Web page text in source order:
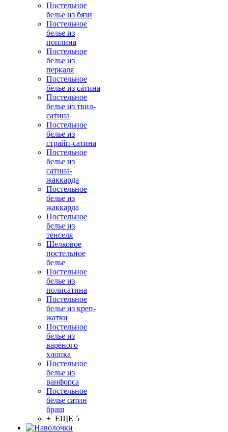
Постельное
белье из бязи
Постельное
белье из
поплина
Постельное
белье из
перкаля
Постельное
белье из сатина
Постельное
белье из твил-
сатина
Постельное
белье из
страйп-сатина
Постельное
белье из
сатина-
жаккарда
Постельное
белье из
жаккарда
Постельное
белье из
тенселя
Шелковое
постельное
белье
Постельное
белье из
полисатина
Постельное
белье из креп-
жатки
Постельное
белье из
варёного
хлопка
Постельное
белье из
ранфорса
Постельное
белье сатин
браш
+ ЕЩЕ 5